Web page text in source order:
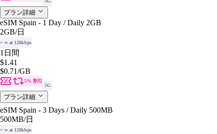
プラン詳細
eSIM Spain - 1 Day / Daily 2GB
2GB/日
+ ∞ at 128kbps
1日間
$1.41
$0.71/GB
5% 割引
5G
プラン詳細
eSIM Spain - 3 Days / Daily 500MB
500MB/日
+ ∞ at 128kbps